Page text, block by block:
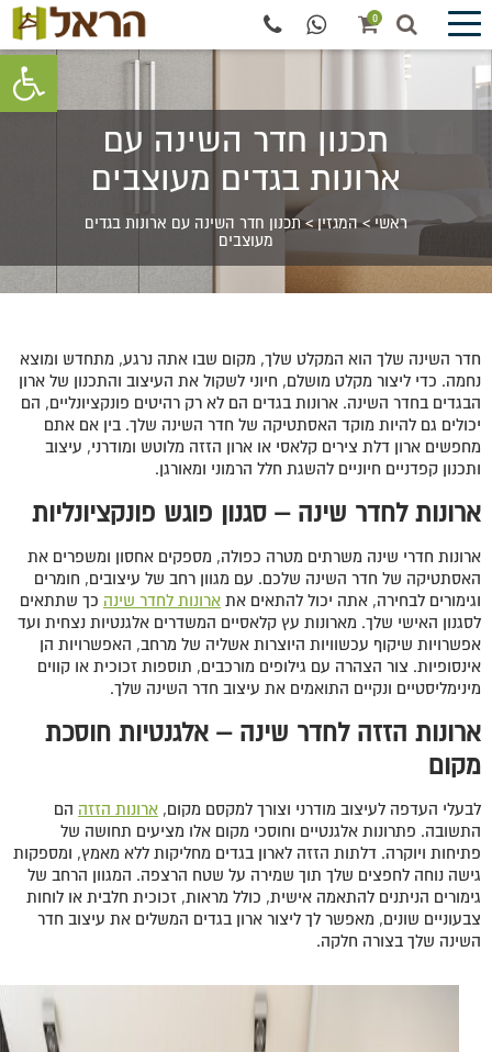
פתח
0
תכנון חדר השינה עם
ארונות בגדים מעוצבים
ראשי>המגזין>תכנון חדר השינה עם ארונות בגדים
מעוצבים
חדר השינה שלך הוא המקלט שלך, מקום שבו אתה נרגע, מתחדש ומוצא
נחמה. כדי ליצור מקלט מושלם, חיוני לשקול את העיצוב והתכנון של ארון
הבגדים בחדר השינה. ארונות בגדים הם לא רק רהיטים פונקציונליים, הם
יכולים גם להיות מוקד האסתטיקה של חדר השינה שלך. בין אם אתם
מחפשים ארון דלת צירים קלאסי או ארון הזזה מלוטש ומודרני, עיצוב
ותכנון קפדניים חיוניים להשגת חלל הרמוני ומאורגן.
ארונות לחדר שינה – סגנון פוגש פונקציונליות
ארונות חדרי שינה משרתים מטרה כפולה, מספקים אחסון ומשפרים את
האסתטיקה של חדר השינה שלכם. עם מגוון רחב של עיצובים, חומרים
וגימורים לבחירה, אתה יכול להתאים את ארונות לחדר שינה כך שתתאים
לסגנון האישי שלך. מארונות עץ קלאסיים המשדרים אלגנטיות נצחית ועד
אפשרויות שיקוף עכשוויות היוצרות אשליה של מרחב, האפשרויות הן
אינסופיות. צור הצהרה עם גילופים מורכבים, תוספות זכוכית או קווים
מינימליסטיים ונקיים התואמים את עיצוב חדר השינה שלך.
ארונות הזזה לחדר שינה – אלגנטיות חוסכת
מקום
לבעלי העדפה לעיצוב מודרני וצורך למקסם מקום, ארונות הזזה הם
התשובה. פתרונות אלגנטיים וחוסכי מקום אלו מציעים תחושה של
פתיחות ויוקרה. דלתות הזזה לארון בגדים מחליקות ללא מאמץ, ומספקות
גישה נוחה לחפצים שלך תוך שמירה על שטח הרצפה. המגוון הרחב של
גימורים הניתנים להתאמה אישית, כולל מראות, זכוכית חלבית או לוחות
צבעוניים שונים, מאפשר לך ליצור ארון בגדים המשלים את עיצוב חדר
השינה שלך בצורה חלקה.